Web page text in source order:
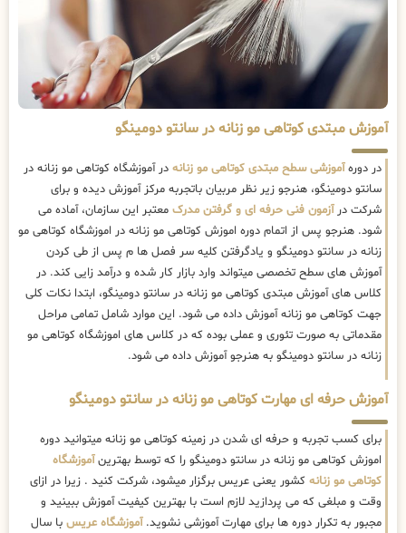
آموزش مبتدی کوتاهی مو زنانه در سانتو دومینگو
در دورهآموزشی سطح مبتدی کوتاهی مو زنانه در آموزشگاه کوتاهی مو زنانه در
سانتو دومینگو، هنرجو زیر نظر مربیان باتجربه مرکز آموزش دیده و برای
شرکت درآزمون فنی حرفه ای و گرفتن مدرک معتبر این سازمان، آماده می
شود. هنرجو پس از اتمام دوره اموزش کوتاهی مو زنانه در اموزشگاه کوتاهی مو
زنانه در سانتو دومینگو و یادگرفتن کلیه سر فصل ها م پس از طی کردن
آموزش های سطح تخصصی میتواند وارد بازار کار شده و درآمد زایی کند. در
کلاس های آموزش مبتدی کوتاهی مو زنانه در سانتو دومینگو، ابتدا نکات کلی
جهت کوتاهی مو زنانه آموزش داده می شود. این موارد شامل تمامی مراحل
مقدماتی به صورت تئوری و عملی بوده که در کلاس های اموزشگاه کوتاهی مو
زنانه در سانتو دومینگو به هنرجو آموزش داده می شود.
آموزش حرفه ای مهارت کوتاهی مو زنانه در سانتو دومینگو
برای کسب تجربه و حرفه ای شدن در زمینه کوتاهی مو زنانه میتوانید دوره
اموزش کوتاهی مو زنانه در سانتو دومینگو را که توسط بهترینآموزشگاه
کوتاهی مو زنانه کشور یعنی عریس برگزار میشود، شرکت کنید . زیرا در ازای
وقت و مبلغی که می پردازید لازم است با بهترین کیفیت آموزش ببینید و
مجبور به تکرار دوره ها برای مهارت آموزشی نشوید.آموزشگاه عریس با سال